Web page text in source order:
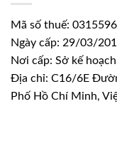
Mã số thuế:
Ngày cấp: 29/03/
Nơi cấp: Sở kế
Địa chỉ: C16/6E
Phố Hồ Chí Minh,